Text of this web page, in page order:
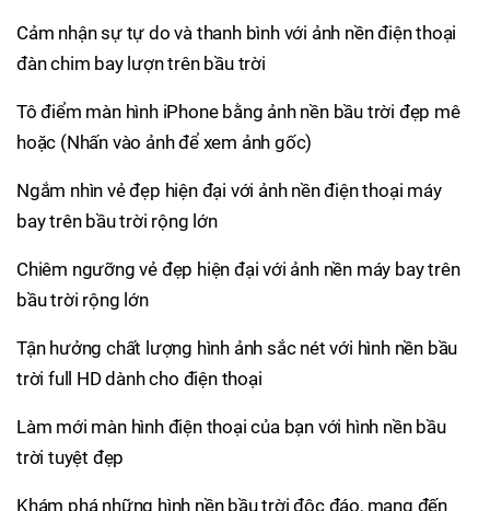
Cảm nhận sự tự do và thanh bình với ảnh nền điện thoại
đàn chim bay lượn trên bầu trời
Tô điểm màn hình iPhone bằng ảnh nền bầu trời đẹp mê
hoặc (Nhấn vào ảnh để xem ảnh gốc)
Ngắm nhìn vẻ đẹp hiện đại với ảnh nền điện thoại máy
bay trên bầu trời rộng lớn
Chiêm ngưỡng vẻ đẹp hiện đại với ảnh nền máy bay trên
bầu trời rộng lớn
Tận hưởng chất lượng hình ảnh sắc nét với hình nền bầu
trời full HD dành cho điện thoại
Làm mới màn hình điện thoại của bạn với hình nền bầu
trời tuyệt đẹp
Khám phá những hình nền bầu trời độc đáo, mang đến